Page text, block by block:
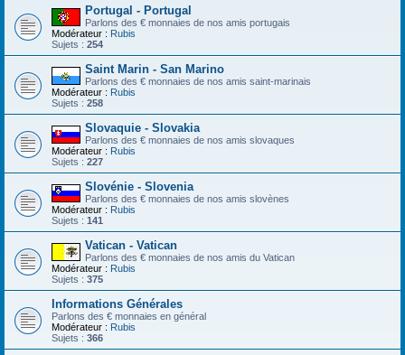
Portugal - Portugal
Parlons des € monnaies de nos amis portugais
Modérateur : Rubis
Sujets : 254
Saint Marin - San Marino
Parlons des € monnaies de nos amis saint-marinais
Modérateur : Rubis
Sujets : 258
Slovaquie - Slovakia
Parlons des € monnaies de nos amis slovaques
Modérateur : Rubis
Sujets : 227
Slovénie - Slovenia
Parlons des € monnaies de nos amis slovènes
Modérateur : Rubis
Sujets : 141
Vatican - Vatican
Parlons des € monnaies de nos amis du Vatican
Modérateur : Rubis
Sujets : 375
Informations Générales
Parlons des € monnaies en général
Modérateur : Rubis
Sujets : 366